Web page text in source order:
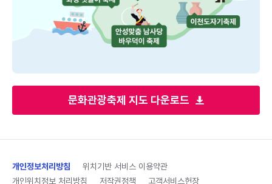
문화관광축제 지도 다운로드
개인정보처리방침
위치기반 서비스 이용약관
개인위치정보 처리방침
저작권정책 고객서비스헌장